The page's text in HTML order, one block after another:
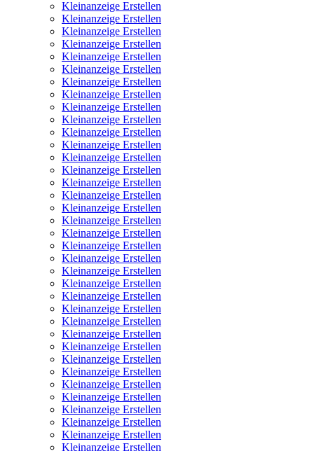
Kleinanzeige Erstellen
Kleinanzeige Erstellen
Kleinanzeige Erstellen
Kleinanzeige Erstellen
Kleinanzeige Erstellen
Kleinanzeige Erstellen
Kleinanzeige Erstellen
Kleinanzeige Erstellen
Kleinanzeige Erstellen
Kleinanzeige Erstellen
Kleinanzeige Erstellen
Kleinanzeige Erstellen
Kleinanzeige Erstellen
Kleinanzeige Erstellen
Kleinanzeige Erstellen
Kleinanzeige Erstellen
Kleinanzeige Erstellen
Kleinanzeige Erstellen
Kleinanzeige Erstellen
Kleinanzeige Erstellen
Kleinanzeige Erstellen
Kleinanzeige Erstellen
Kleinanzeige Erstellen
Kleinanzeige Erstellen
Kleinanzeige Erstellen
Kleinanzeige Erstellen
Kleinanzeige Erstellen
Kleinanzeige Erstellen
Kleinanzeige Erstellen
Kleinanzeige Erstellen
Kleinanzeige Erstellen
Kleinanzeige Erstellen
Kleinanzeige Erstellen
Kleinanzeige Erstellen
Kleinanzeige Erstellen
Kleinanzeige Erstellen